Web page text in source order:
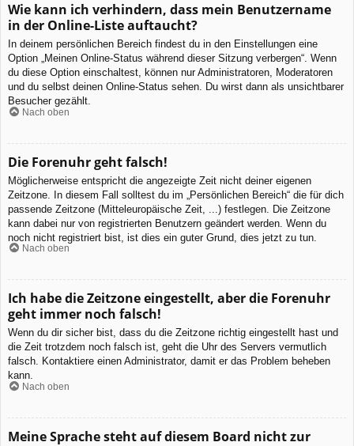
Wie kann ich verhindern, dass mein Benutzername
in der Online-Liste auftaucht?
In deinem persönlichen Bereich findest du in den Einstellungen eine
Option „Meinen Online-Status während dieser Sitzung verbergen“. Wenn
du diese Option einschaltest, können nur Administratoren, Moderatoren
und du selbst deinen Online-Status sehen. Du wirst dann als unsichtbarer
Besucher gezählt.
Nach oben
Die Forenuhr geht falsch!
Möglicherweise entspricht die angezeigte Zeit nicht deiner eigenen
Zeitzone. In diesem Fall solltest du im „Persönlichen Bereich“ die für dich
passende Zeitzone (Mitteleuropäische Zeit, ...) festlegen. Die Zeitzone
kann dabei nur von registrierten Benutzern geändert werden. Wenn du
noch nicht registriert bist, ist dies ein guter Grund, dies jetzt zu tun.
Nach oben
Ich habe die Zeitzone eingestellt, aber die Forenuhr
geht immer noch falsch!
Wenn du dir sicher bist, dass du die Zeitzone richtig eingestellt hast und
die Zeit trotzdem noch falsch ist, geht die Uhr des Servers vermutlich
falsch. Kontaktiere einen Administrator, damit er das Problem beheben
kann.
Nach oben
Meine Sprache steht auf diesem Board nicht zur